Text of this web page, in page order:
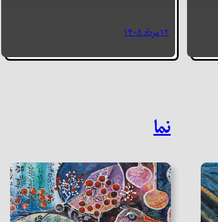
۱۲ مرداد ۱۴۰۵
نما